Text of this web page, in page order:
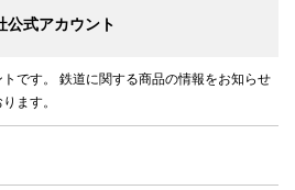
公式アカウント
です。 鉄道に関する商品の情報をお知らせ
ます。